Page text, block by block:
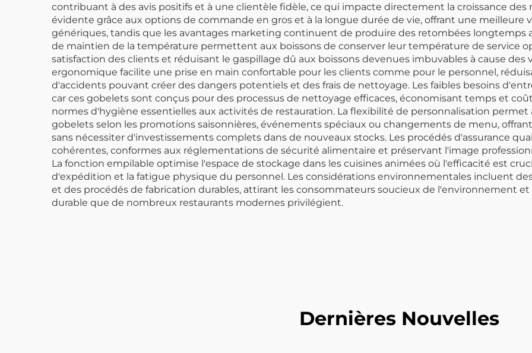
contribuant à des avis positifs et à une clientèle fidèle, ce qui impacte directement la croissance
évidente grâce aux options de commande en gros et à la longue durée de vie, offrant une meilleure
génériques, tandis que les avantages marketing continuent de produire des retombées longtemps
de maintien de la température permettent aux boissons de conserver leur température de service
satisfaction des clients et réduisant le gaspillage dû aux boissons devenues imbuvables à cause
ergonomique facilite une prise en main confortable pour les clients comme pour le personnel,
d'accidents pouvant créer des dangers potentiels et des frais de nettoyage. Les faibles besoins
car ces gobelets sont conçus pour des processus de nettoyage efficaces, économisant temps et
normes d'hygiène essentielles aux activités de restauration. La flexibilité de personnalisation
gobelets selon les promotions saisonnières, événements spéciaux ou changements de menu,
sans nécessiter d'investissements complets dans de nouveaux stocks. Les procédés d'assurance
cohérentes, conformes aux réglementations de sécurité alimentaire et préservant l'image
La fonction empilable optimise l'espace de stockage dans les cuisines animées où l'efficacité est
d'expédition et la fatigue physique du personnel. Les considérations environnementales incluent
et des procédés de fabrication durables, attirant les consommateurs soucieux de l'environnement
durable que de nombreux restaurants modernes privilégient.
Dernières Nouvelles